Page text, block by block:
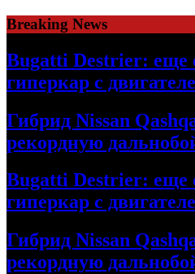
Skip
to
content
Breaking News
Bugatti Destrier: еще
гиперкар с
Гибрид Nissan
рекордную
Bugatti Destrier: еще
гиперкар с
Гибрид Nissan
рекордную